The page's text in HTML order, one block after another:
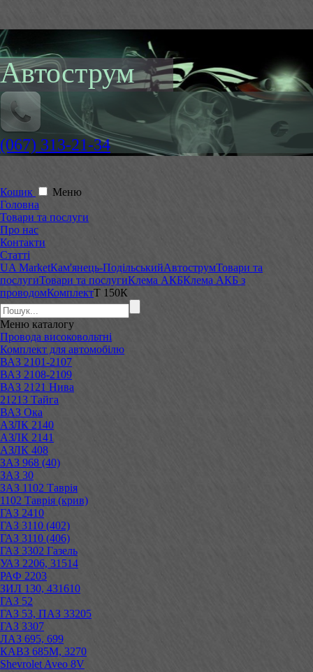
Автострум
(067) 313-21-34
Кошик
Меню
Головна
Товари та послуги
Про нас
Контакти
Статті
UA MarketКам'янець-ПодільськийАвтострумТовари та
послугиТовари та послугиКлема АКБКлема АКБ з
проводомКомплектТ 150К
Меню каталогу
Провода високовольтні
Комплект для автомобілю
ВАЗ 2101-2107
ВАЗ 2108-2109
ВАЗ 2121 Нива
21213 Тайга
ВАЗ Ока
АЗЛК 2140
АЗЛК 2141
АЗЛК 408
ЗАЗ 968 (40)
ЗАЗ 30
ЗАЗ 1102 Таврія
1102 Таврія (крив)
ГАЗ 2410
ГАЗ 3110 (402)
ГАЗ 3110 (406)
ГАЗ 3302 Газель
УАЗ 2206, 31514
РАФ 2203
ЗИЛ 130, 431610
ГАЗ 52
ГАЗ 53, ПАЗ 33205
ГАЗ 3307
ЛАЗ 695, 699
КАВЗ 685М, 3270
Shevrolet Aveo 8V